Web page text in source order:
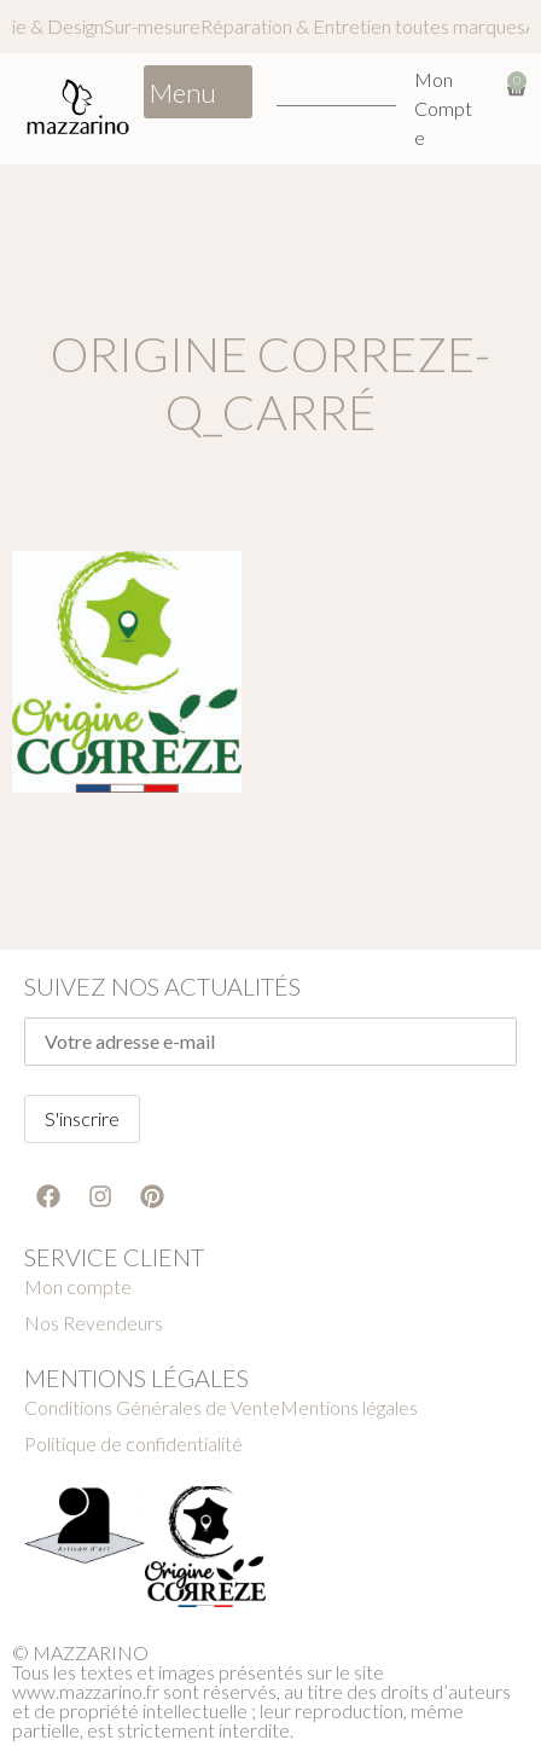
& DesignSur-mesureRéparation & Entretien toutes marques
Mon
Compt
e
0
ORIGINE CORREZE-
Q_CARRÉ
SUIVEZ NOS ACTUALITÉS
SERVICE CLIENT
Mon compte
Nos Revendeurs
MENTIONS LÉGALES
Conditions Générales de VenteMentions légales
Politique de confidentialité
© MAZZARINO
Tous les textes et images présentés sur le site
www.mazzarino.fr sont réservés, au titre des droits d’auteurs
et de propriété intellectuelle ; leur reproduction, même
partielle, est strictement interdite.